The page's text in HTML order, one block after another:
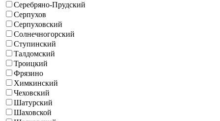
Серебряно-Прудский
Серпухов
Серпуховский
Солнечногорский
Ступинский
Талдомский
Троицкий
Фрязино
Химкинский
Чеховский
Шатурский
Шаховской